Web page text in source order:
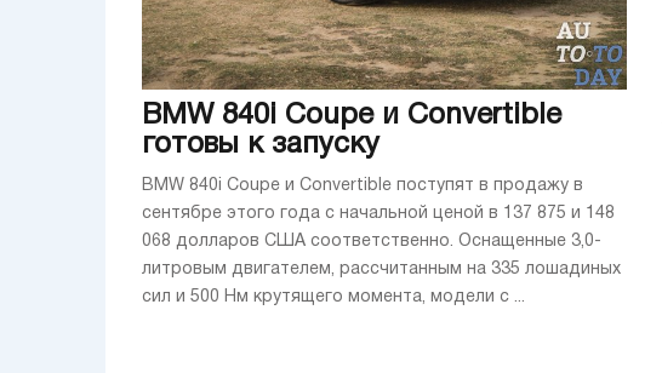
BMW 840i Coupe и Convertible
готовы к запуску
BMW 840i Coupe и Convertible поступят в продажу в
сентябре этого года с начальной ценой в 137 875 и 148
068 долларов США соответственно. Оснащенные 3,0-
литровым двигателем, рассчитанным на 335 лошадиных
сил и 500 Нм крутящего момента, модели с ...